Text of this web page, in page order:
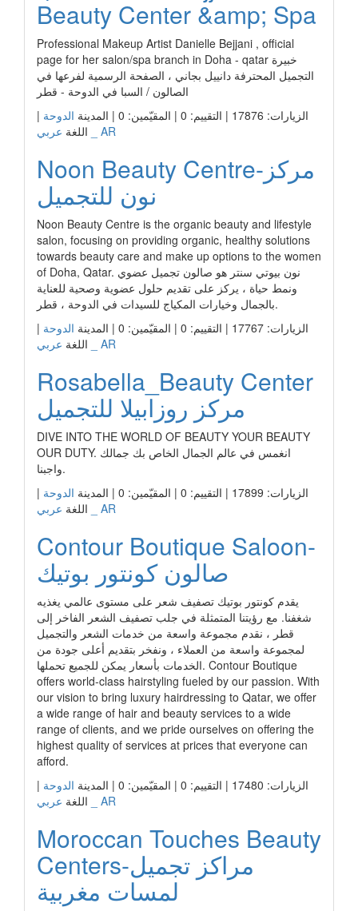
Beauty Center &amp; Spa
Professional Makeup Artist Danielle Bejjani , official
page for her salon/spa branch in Doha - qatar خبيرة
التجميل المحترفة دانييل بجاني ، الصفحة الرسمية لفرعها في
الصالون / السبا في الدوحة - قطر
الزيارات: 17876 | التقييم: 0 | المقيّمين: 0 | المدينة
الدوحة |
اللغة عربي _ AR
Noon Beauty Centre-مركز
نون للتجميل
Noon Beauty Centre is the organic beauty and lifestyle
salon, focusing on providing organic, healthy solutions
towards beauty care and make up options to the women
of Doha, Qatar. نون بيوتي سنتر هو صالون تجميل عضوي
ونمط حياة ، يركز على تقديم حلول عضوية وصحية للعناية
بالجمال وخيارات المكياج للسيدات في الدوحة ، قطر.
الزيارات: 17767 | التقييم: 0 | المقيّمين: 0 | المدينة
الدوحة |
اللغة عربي _ AR
Rosabella_Beauty Center
مركز روزابيلا للتجميل
DIVE INTO THE WORLD OF BEAUTY YOUR BEAUTY
OUR DUTY. انغمس في عالم الجمال الخاص بك جمالك
واجبنا.
الزيارات: 17899 | التقييم: 0 | المقيّمين: 0 | المدينة
الدوحة |
اللغة عربي _ AR
Contour Boutique Saloon-
صالون كونتور بوتيك
يقدم كونتور بوتيك تصفيف شعر على مستوى عالمي يغذيه
شغفنا. مع رؤيتنا المتمثلة في جلب تصفيف الشعر الفاخر إلى
قطر ، نقدم مجموعة واسعة من خدمات الشعر والتجميل
لمجموعة واسعة من العملاء ، ونفخر بتقديم أعلى جودة من
الخدمات بأسعار يمكن للجميع تحملها. Contour Boutique
offers world-class hairstyling fueled by our passion. With
our vision to bring luxury hairdressing to Qatar, we offer
a wide range of hair and beauty services to a wide
range of clients, and we pride ourselves on offering the
highest quality of services at prices that everyone can
afford.
الزيارات: 17480 | التقييم: 0 | المقيّمين: 0 | المدينة
الدوحة |
اللغة عربي _ AR
Moroccan Touches Beauty
Centers-مراكز تجميل
لمسات مغربية